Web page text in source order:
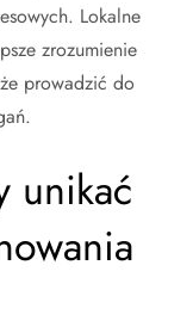
Lokalne
zrozumienie
prowadzić do
unikać